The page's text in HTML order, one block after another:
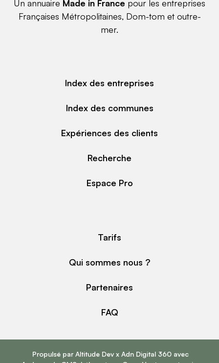
Un annuaire Made in France pour les entreprises
Françaises Métropolitaines, Dom-tom et outre-
mer.
Index des entreprises
Index des communes
Expériences des clients
Recherche
Espace Pro
Tarifs
Qui sommes nous ?
Partenaires
FAQ
Propulsé par Altitude Devx Adn Digital 360avec